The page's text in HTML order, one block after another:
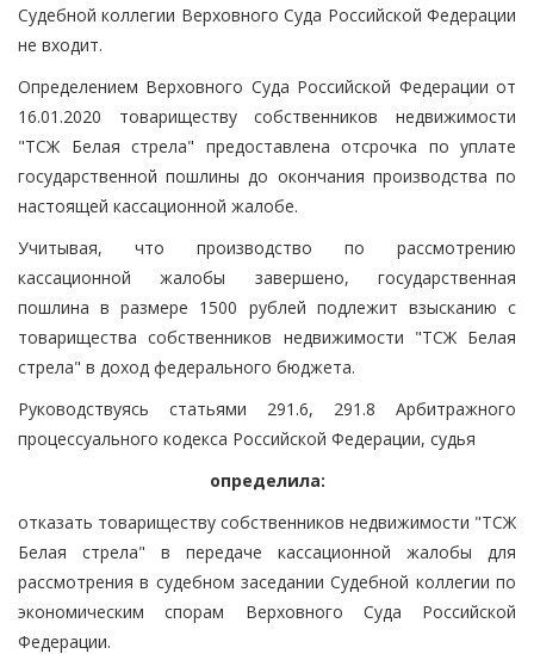
Судебной коллегии Верховного Суда Российской Федерации
не входит.
Определением Верховного Суда Российской Федерации от
16.01.2020 товариществу собственников недвижимости
"ТСЖ Белая стрела" предоставлена отсрочка по уплате
государственной пошлины до окончания производства по
настоящей кассационной жалобе.
Учитывая, что производство по рассмотрению
кассационной жалобы завершено, государственная
пошлина в размере 1500 рублей подлежит взысканию с
товарищества собственников недвижимости "ТСЖ Белая
стрела" в доход федерального бюджета.
Руководствуясь статьями 291.6, 291.8 Арбитражного
процессуального кодекса Российской Федерации, судья
определила:
отказать товариществу собственников недвижимости "ТСЖ
Белая стрела" в передаче кассационной жалобы для
рассмотрения в судебном заседании Судебной коллегии по
экономическим спорам Верховного Суда Российской
Федерации.